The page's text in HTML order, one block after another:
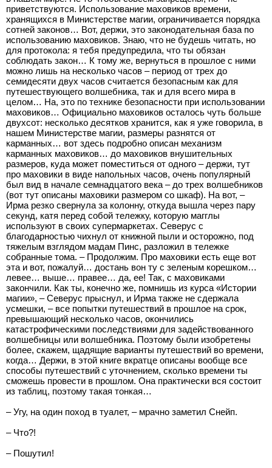
приветствуются. Использование маховиков времени,
хранящихся в Министерстве магии, ограничивается порядка
сотней законов… Вот, держи, это законодательная база по
использованию маховиков. Знаю, что не будешь читать, но
для протокола: я тебя предупредила, что ты обязан
соблюдать закон… К тому же, вернуться в прошлое с ними
можно лишь на несколько часов – период от трех до
семидесяти двух часов считается безопасным как для
путешествующего волшебника, так и для всего мира в
целом… На, это по технике безопасности при использовании
маховиков… Официально маховиков осталось чуть больше
двухсот: несколько десятков хранится, как я уже говорила, в
нашем Министерстве магии, размеры разнятся от
карманных… вот здесь подробно описан механизм
карманных маховиков… до маховиков внушительных
размеров, куда может поместиться от одного – держи, тут
про маховики в виде напольных часов, очень популярный
был вид в начале семнадцатого века – до трех волшебников
(вот тут описаны маховики размером со шкаф). На вот, –
Ирма резко свернула за колонну, откуда вышла через пару
секунд, катя перед собой тележку, которую магглы
используют в своих супермаркетах. Северус с
благодарностью чихнул от книжной пыли и осторожно, под
тяжелым взглядом мадам Пинс, разложил в тележке
собранные тома. – Продолжим. Про маховики есть еще вот
эта и вот, пожалуй… достань вон ту с зеленым корешком…
левее… выше… правее… да, ее! Так, с маховиками
закончили. Как ты, конечно же, помнишь из курса «Истории
магии», – Северус прыснул, и Ирма также не сдержала
усмешки, – все попытки путешествий в прошлое на срок,
превышающий несколько часов, окончились
катастрофическими последствиями для задействованного
волшебницы или волшебника. Поэтому были изобретены
более, скажем, щадящие варианты путешествий во времени,
когда… Держи, в этой книге вкратце описаны вообще все
способы путешествий с уточнением, сколько времени ты
сможешь провести в прошлом. Она практически вся состоит
из таблиц, поэтому такая тонкая…
– Угу, на один поход в туалет, – мрачно заметил Снейп.
– Что?!
– Пошутил!